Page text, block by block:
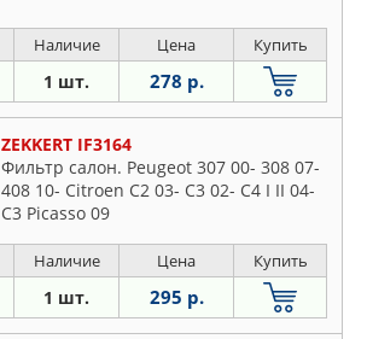
Наличие Цена Купить
1 шт. 278 р.
ZEKKERT IF3164
Фильтр салон. Peugeot 307 00- 308 07-
408 10- Citroen C2 03- C3 02- C4 I II 04-
C3 Picasso 09
Наличие Цена Купить
1 шт. 295 р.